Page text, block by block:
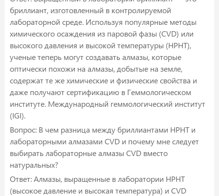
бриллиант, изготовленный в контролируемой
лабораторной среде. Используя популярные методы
химического осаждения из паровой фазы (CVD) или
высокого давления и высокой температуры (HPHT),
ученые теперь могут создавать алмазы, которые
оптически похожи на алмазы, добытые на земле,
содержат те же химические и физические свойства и
даже получают сертификацию в Геммологическом
институте. Международный геммологический институт
(IGI).
Вопрос: В чем разница между бриллиантами HPHT и
лабораторными алмазами CVD и почему мне следует
выбирать лабораторные алмазы CVD вместо
натуральных?
Ответ: Алмазы, выращенные в лаборатории HPHT
(высокое давление и высокая температура) и CVD